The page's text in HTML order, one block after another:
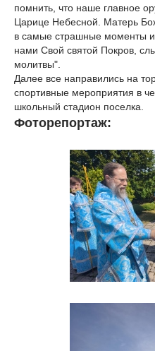
помнить, что наше главное
Царице Небесной. Матерь
в самые страшные моменты
нами Свой святой Покров,
молитвы".
Далее все направились на
спортивные мероприятия в
школьный стадион поселка.
Фоторепортаж: